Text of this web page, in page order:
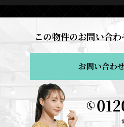
この物件のお問い合
お問い合わ